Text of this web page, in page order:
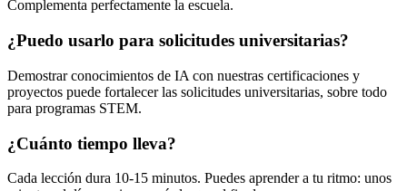
Complementa perfectamente la escuela.
¿Puedo usarlo para solicitudes universitarias?
Demostrar conocimientos de IA con nuestras certificaciones y
proyectos puede fortalecer las solicitudes universitarias, sobre todo
para programas STEM.
¿Cuánto tiempo lleva?
Cada lección dura 10-15 minutos. Puedes aprender a tu ritmo: unos